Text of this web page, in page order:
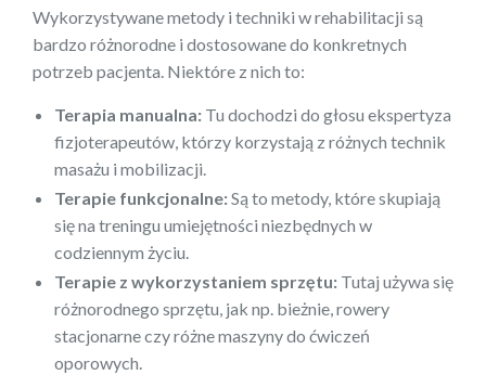
Wykorzystywane metody i techniki w rehabilitacji są
bardzo różnorodne i dostosowane do konkretnych
potrzeb pacjenta. Niektóre z nich to:
Terapia manualna: Tu dochodzi do głosu ekspertyza
fizjoterapeutów, którzy korzystają z różnych technik
masażu i mobilizacji.
Terapie funkcjonalne:Są to metody, które skupiają
się na treningu umiejętności niezbędnych w
codziennym życiu.
Terapie z wykorzystaniem sprzętu: Tutaj używa się
różnorodnego sprzętu, jak np. bieżnie, rowery
stacjonarne czy różne maszyny do ćwiczeń
oporowych.